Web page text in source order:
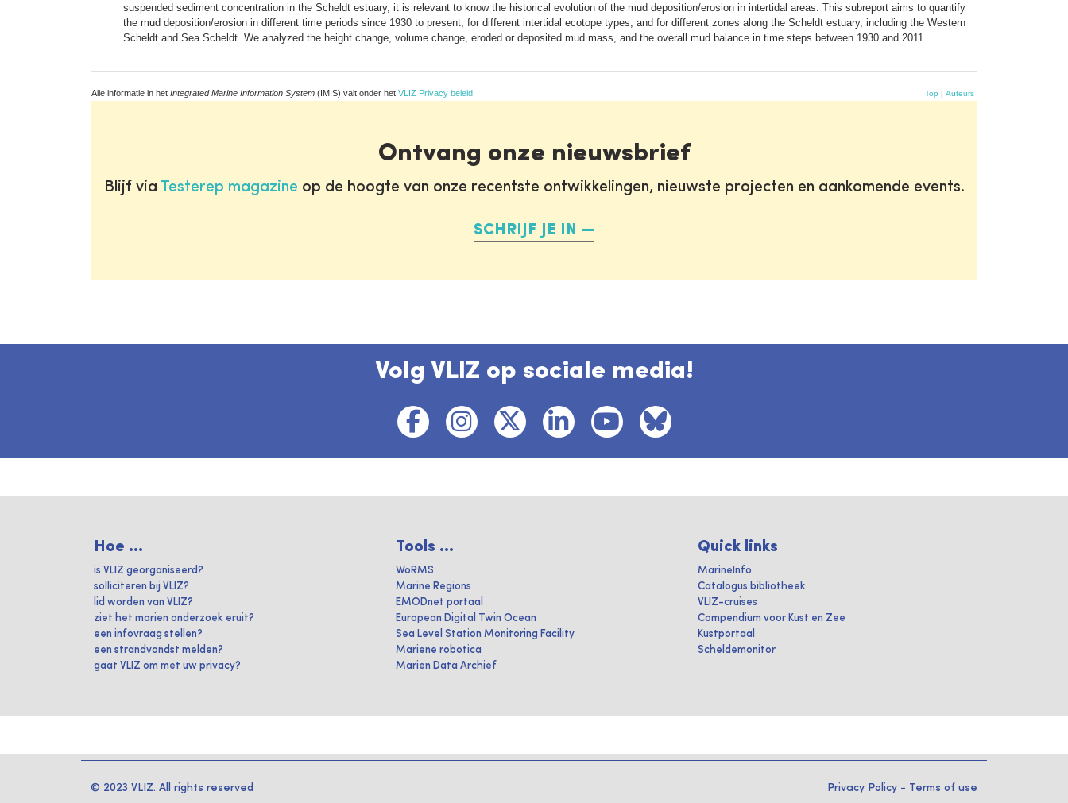
suspended sediment concentration in the Scheldt estuary, it is relevant to know the historical evolution of the mud deposition/erosion in intertidal areas. This subreport aims to quantify
the mud deposition/erosion in different time periods since 1930 to present, for different intertidal ecotope types, and for different zones along the Scheldt estuary, including the Western
Scheldt and Sea Scheldt. We analyzed the height change, volume change, eroded or deposited mud mass, and the overall mud balance in time steps between 1930 and 2011.
Alle informatie in het Integrated Marine Information System (IMIS) valt onder het VLIZ Privacy beleid Top | Auteurs
Ontvang onze nieuwsbrief
Blijf via Testerep magazine op de hoogte van onze recentste ontwikkelingen, nieuwste projecten en aankomende events.
SCHRIJF JE IN
Volg VLIZ op sociale media!
Hoe ...
is VLIZ georganiseerd?
solliciteren bij VLIZ?
lid worden van VLIZ?
ziet het marien onderzoek eruit?
een infovraag stellen?
een strandvondst melden?
gaat VLIZ om met uw privacy?
Tools ...
WoRMS
Marine Regions
EMODnet portaal
European Digital Twin Ocean
Sea Level Station Monitoring Facility
Mariene robotica
Marien Data Archief
Quick links
MarineInfo
Catalogus bibliotheek
VLIZ-cruises
Compendium voor Kust en Zee
Kustportaal
Scheldemonitor
© 2023 VLIZ. All rights reserved Privacy Policy - Terms of use